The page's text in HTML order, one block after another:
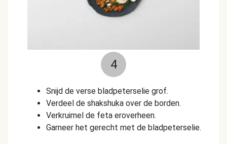
4
Snijd de verse bladpeterselie grof.
Verdeel de shakshuka over de borden.
Verkruimel de feta eroverheen.
Garneer het gerecht met de bladpeterselie.